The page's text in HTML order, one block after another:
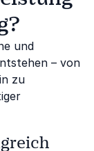
und
– von
zu